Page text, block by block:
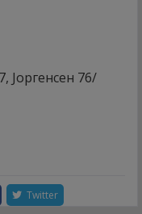
Јоргенсен 76/
Twitter